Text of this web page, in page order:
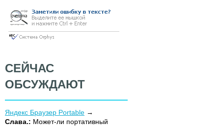
СЕЙЧАС
ОБСУЖДАЮТ
Яндекс Браузер Portable
Слава.: Может-ли портативный